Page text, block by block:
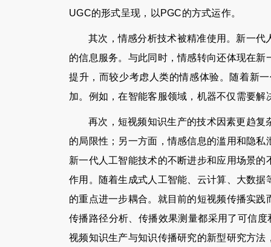
UGC的形式呈现，以PGC的方式运作。
其次，情感分析技术被精准使用。新一
的信息服务。与此同时，情感转向还体现在
提升，而较少考虑人类的情感体验。随着新
加。例如，在智能客服领域，机器不仅需要
再次，短视频知识生产的技术因素更趋
的局限性；另一方面，情感信息的滥用和隐
新一代人工智能技术的不断进步和应用场景
作用。随着生成式人工智能、云计算、大数
的重点进一步耦合。就目前的短视频传播实
传播路径分析、传播效果测量都采用了可信
视频知识生产与知识传播研究的新型研究方